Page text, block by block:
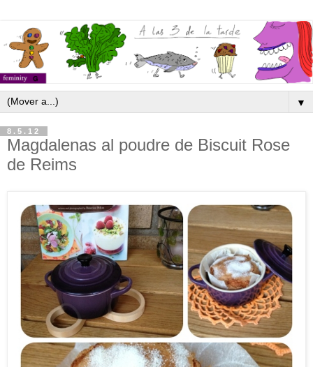
▼
8.5.12
Magdalenas al poudre de Biscuit Rose
de Reims